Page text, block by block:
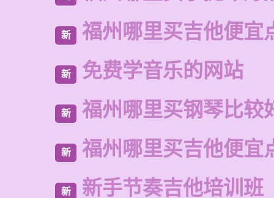
新 福州哪里买吉他便宜
新 免费学音乐的网站
新 福州哪里买钢琴比较
新 福州哪里买吉他便宜
新 新手节奏吉他培训班